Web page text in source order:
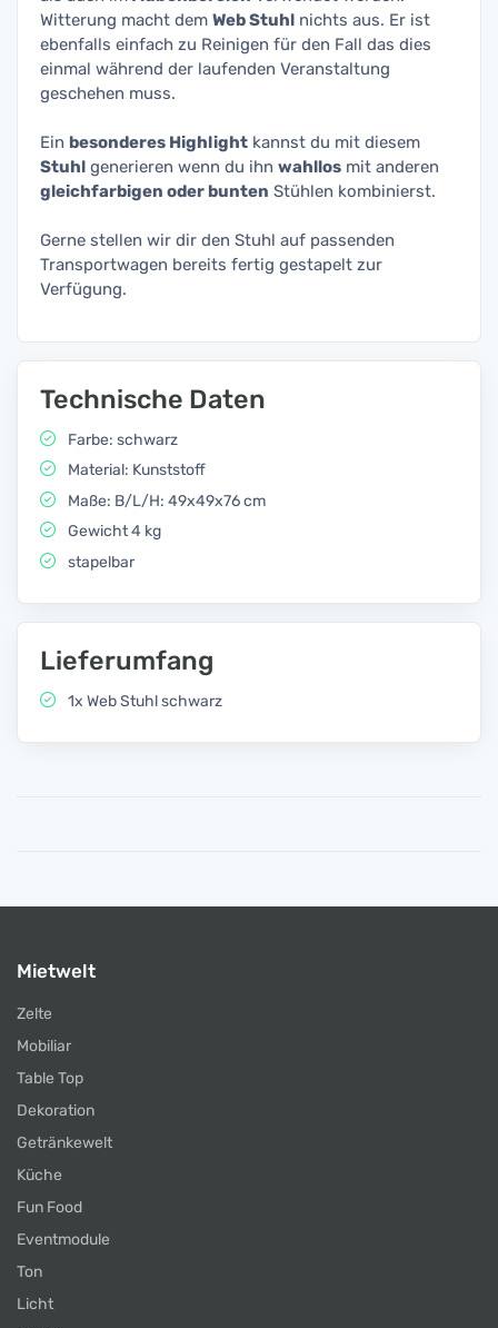
Witterung macht dem Web Stuhl nichts aus. Er ist
ebenfalls einfach zu Reinigen für den Fall das dies
einmal während der laufenden Veranstaltung
geschehen muss.
Ein besonderes Highlight kannst du mit diesem
Stuhl generieren wenn du ihn wahllos mit anderen
gleichfarbigen oder bunten Stühlen kombinierst.
Gerne stellen wir dir den Stuhl auf passenden
Transportwagen bereits fertig gestapelt zur
Verfügung.
Technische Daten
Farbe: schwarz
Material: Kunststoff
Maße: B/L/H: 49x49x76 cm
Gewicht 4 kg
stapelbar
Lieferumfang
1x Web Stuhl schwarz
Mietwelt
Zelte
Mobiliar
Table Top
Dekoration
Getränkewelt
Küche
Fun Food
Eventmodule
Ton
Licht